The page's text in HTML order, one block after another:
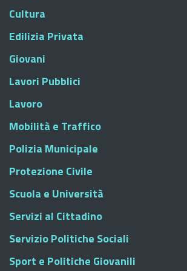
Cultura
Edilizia Privata
Giovani
Lavori Pubblici
Lavoro
Mobilità e Traffico
Polizia Municipale
Protezione Civile
Scuola e Università
Servizi al Cittadino
Servizio Politiche Sociali
Sport e Politiche Giovanili